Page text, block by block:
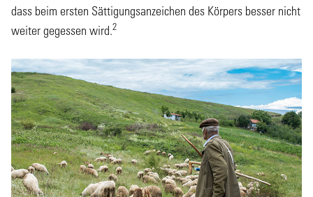
dass beim ersten Sättigungsanzeichen des Körpers besser nicht
weiter gegessen wird.2